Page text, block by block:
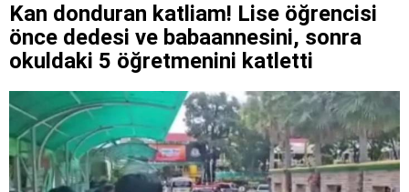
Kan donduran katliam! Lise öğrencisi
önce dedesi ve babaannesini, sonra
okuldaki 5 öğretmenini katletti